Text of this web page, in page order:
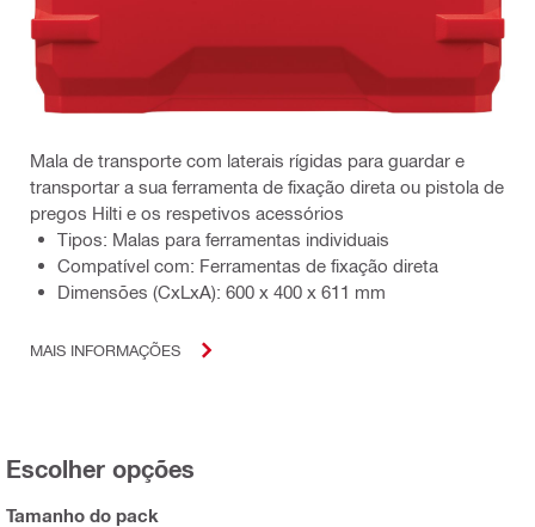
Mala de transporte com laterais rígidas para guardar e
transportar a sua ferramenta de fixação direta ou pistola de
pregos Hilti e os respetivos acessórios
Tipos: Malas para ferramentas individuais
Compatível com: Ferramentas de fixação direta
Dimensões (CxLxA): 600 x 400 x 611 mm
MAIS INFORMAÇÕES
Escolher opções
Tamanho do pack